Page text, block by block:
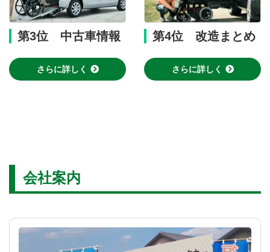
第3位 中古車情報
さらに詳しく
第4位 改造まとめ
さらに詳しく
会社案内